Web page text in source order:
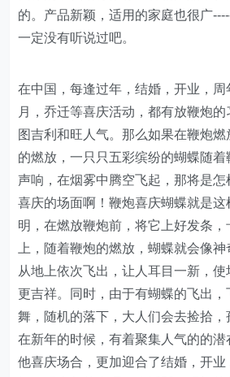
的。产品新颖，适用的家庭也很广
一定没有听说过吧。
在中国，每逢过年，结婚，开业，
月，乔迁等喜庆活动，都有放鞭炮的
图吉利和旺人气。那么如果在鞭炮
的燃放，一只只五彩缤纷的蝴蝶随
声响，在烟雾中腾空飞起，那将是怎
喜庆的场面啊！鞭炮喜庆蝴蝶就是
明，在燃放鞭炮前，将它上好发条
上，随着鞭炮的燃放，蝴蝶就会像
从地上依次飞出，让人耳目一新，
更吉祥。同时，由于有蝴蝶的飞出
舞，随机的落下，大人们会去捡拾，
在新年的时候，有着聚集人气的的
他喜庆场合，更加迎合了结婚，开